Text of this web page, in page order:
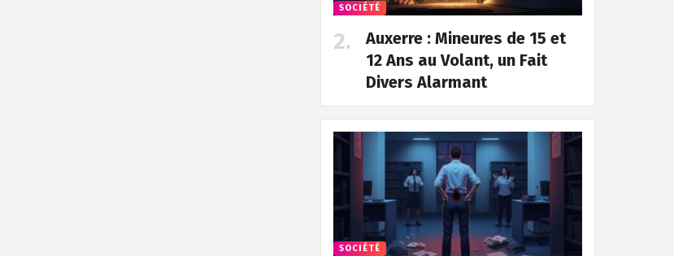
SOCIÉTÉ
Auxerre : Mineures de 15 et
12 Ans au Volant, un Fait
Divers Alarmant
SOCIÉTÉ